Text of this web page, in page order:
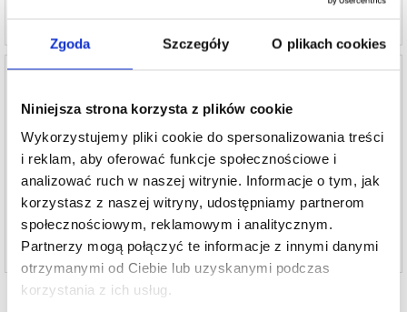
Zgoda Szczegóły O plikach cookies
Niniejsza strona korzysta z plików cookie
Wykorzystujemy pliki cookie do spersonalizowania treści
i reklam, aby oferować funkcje społecznościowe i
analizować ruch w naszej witrynie. Informacje o tym, jak
korzystasz z naszej witryny, udostępniamy partnerom
społecznościowym, reklamowym i analitycznym.
Partnerzy mogą połączyć te informacje z innymi danymi
otrzymanymi od Ciebie lub uzyskanymi podczas
korzystania z ich usług.
Naprawa Zamoczonego Telefonu Samsung
152,40 PLN
PROD REF:991312
Naprawa LCD i Ekranu Dotykowego
625,90 PLN
PROD REF:991310